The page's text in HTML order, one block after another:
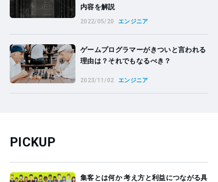
内容を解説
2022/05/20 エンジニア
ゲームプログラマーがきついと言われる
理由は？それでもなるべき？
2023/11/02 エンジニア
PICKUP
集客とは何か 考え方と利益につながる具